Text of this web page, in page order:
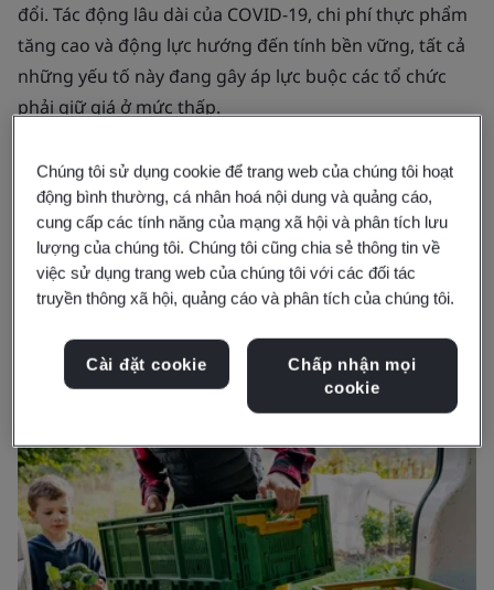
đổi. Tác động lâu dài của COVID-19, chi phí thực phẩm
tăng cao và động lực hướng đến tính bền vững, tất cả
những yếu tố này đang gây áp lực buộc các tổ chức
phải giữ giá ở mức thấp.
quyết những thách thức này và phát triển trong lĩnh
vực thực phẩm đầy thử thách.
Chúng tôi sử dụng cookie để trang web của chúng tôi hoạt
động bình thường, cá nhân hoá nội dung và quảng cáo,
cung cấp các tính năng của mạng xã hội và phân tích lưu
lượng của chúng tôi. Chúng tôi cũng chia sẻ thông tin về
việc sử dụng trang web của chúng tôi với các đối tác
truyền thông xã hội, quảng cáo và phân tích của chúng tôi.
Cài đặt cookie
Chấp nhận mọi
cookie